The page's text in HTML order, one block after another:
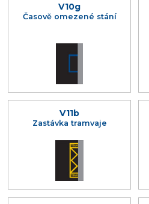
V10g
Časově omezené stání
V11b
Zastávka tramvaje